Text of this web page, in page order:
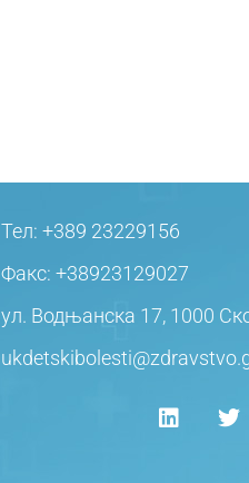
Тел: +389 23229156
Факс: +38923129027
ул. Водњанска 17, 1000